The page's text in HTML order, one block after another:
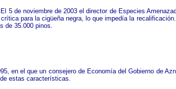
5 de noviembre de 2003 el director de Especies
para la cigüeña negra, lo que impedía la
de 35.000 pinos.
en el que un consejero de Economía del Gobierno de
estas características.